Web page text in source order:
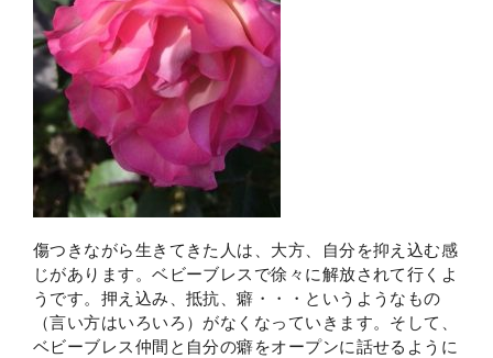
傷つきながら生きてきた人は、大方、自分を抑え込む感
じがあります。ベビーブレスで徐々に解放されて行くよ
うです。押え込み、抵抗、癖・・・というようなもの
（言い方はいろいろ）がなくなっていきます。そして、
ベビーブレス仲間と自分の癖をオープンに話せるように